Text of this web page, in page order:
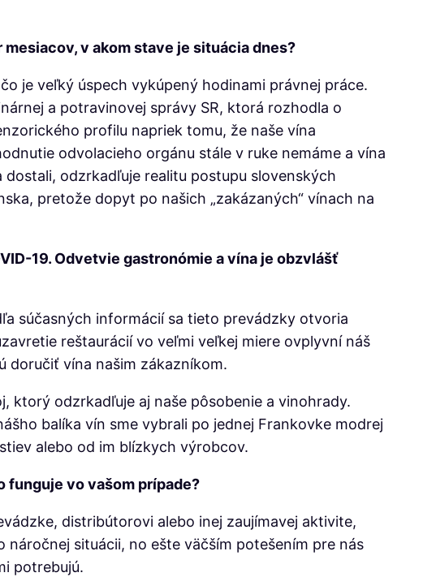
v akom stave je situácia dnes?
je veľký úspech vykúpený hodinami právnej práce.
a potravinovej správy SR, ktorá rozhodla o
profilu napriek tomu, že naše vína
odvolacieho orgánu stále v ruke nemáme a vína
odzrkadľuje realitu postupu slovenských
pretože dopyt po našich „zakázaných“ vínach na
19. Odvetvie gastronómie a vína je obzvlášť
súčasných informácií sa tieto prevádzky otvoria
reštaurácií vo veľmi veľkej miere ovplyvní náš
doručiť vína našim zákazníkom.
ktorý odzrkadľuje aj naše pôsobenie a vinohrady.
balíka vín sme vybrali po jednej Frankovke modrej
alebo od im blízkych výrobcov.
funguje vo vašom prípade?
distribútorovi alebo inej zaujímavej aktivite,
situácii, no ešte väčším potešením pre nás
potrebujú.